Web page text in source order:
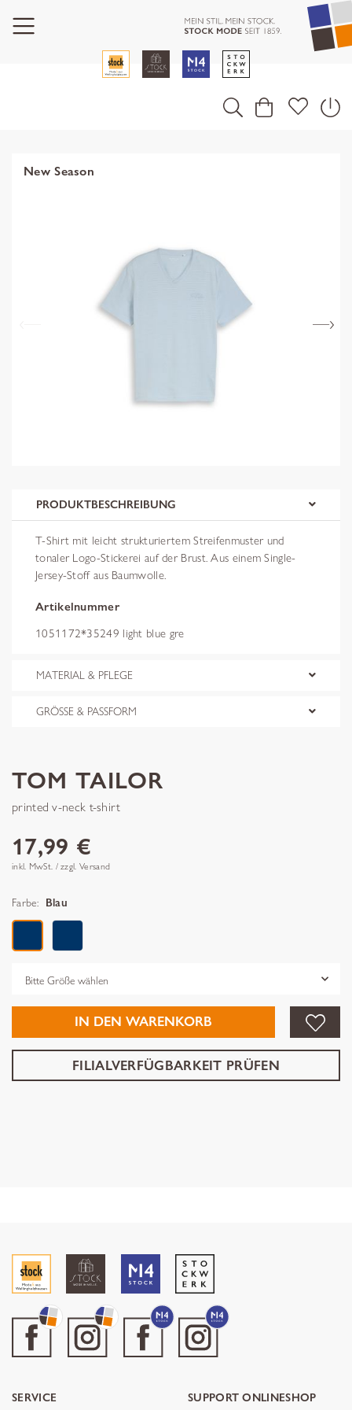
New Season
PRODUKTBESCHREIBUNG
T-Shirt mit leicht strukturiertem Streifenmuster und
tonaler Logo-Stickerei auf der Brust. Aus einem Single-
Jersey-Stoff aus Baumwolle.
Artikelnummer
1051172*35249 light blue gre
MATERIAL & PFLEGE
GRÖSSE & PASSFORM
TOM TAILOR
printed v-neck t-shirt
17,99 €
inkl. MwSt. / zzgl. Versand
Farbe: Blau
IN DEN WARENKORB
FILIALVERFÜGBARKEIT PRÜFEN
SERVICE SUPPORT ONLINESHOP